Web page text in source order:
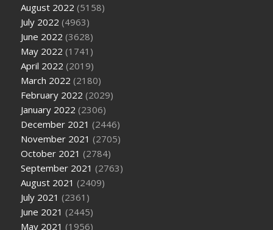
August 2022 (5158)
July 2022 (4963)
June 2022 (3628)
May 2022 (1741)
April 2022 (2019)
March 2022 (2180)
February 2022 (2029)
January 2022 (2306)
December 2021 (2446)
November 2021 (2705)
October 2021 (2784)
September 2021 (2763)
August 2021 (2409)
July 2021 (2361)
June 2021 (2445)
May 2021 (1956)